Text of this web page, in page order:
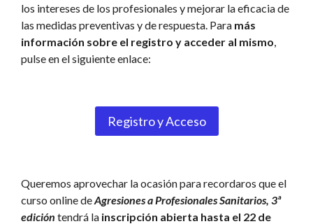
los intereses de los profesionales y mejorar la eficacia de
las medidas preventivas y de respuesta. Para más
información sobre el registro y acceder al mismo,
pulse en el siguiente enlace:
Registro y Acceso
Queremos aprovechar la ocasión para recordaros que el
curso online deAgresiones a Profesionales Sanitarios, 3ª
edición tendrá la inscripción abierta hasta el 22 de